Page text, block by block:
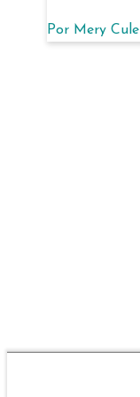
Por Mery Culell